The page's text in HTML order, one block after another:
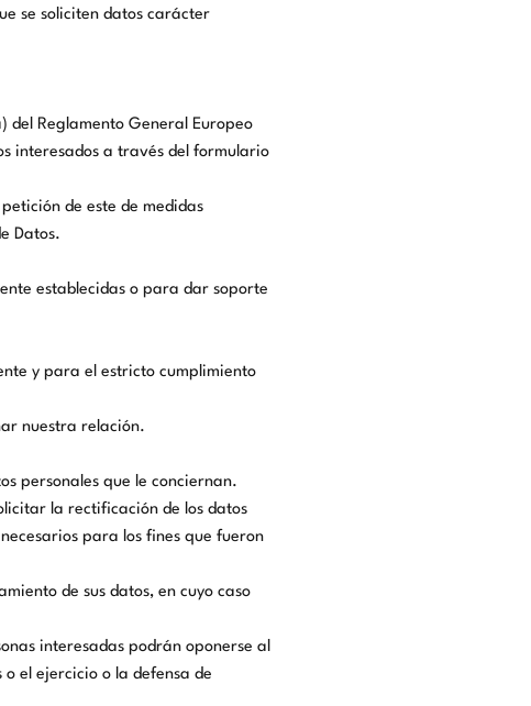
se soliciten datos carácter
del Reglamento General Europeo
interesados a través del formulario
de este de medidas
Datos.
establecidas o para dar soporte
y para el estricto cumplimiento
nuestra relación.
personales que le conciernan.
la rectificación de los datos
para los fines que fueron
de sus datos, en cuyo caso
interesadas podrán oponerse al
el ejercicio o la defensa de